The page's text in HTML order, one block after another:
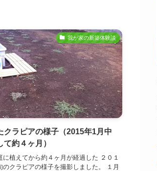
我が家の新築体験談
クラピアの様子（2015年1月中
約４ヶ月）
に植えてから約４ヶ月が経過した ２０１
のクラピアの様子を撮影しました。 １月